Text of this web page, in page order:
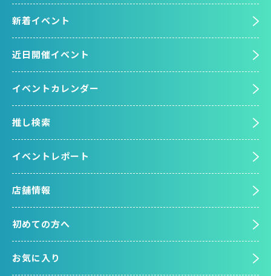
新着イベント
近日開催イベント
イベントカレンダー
推し検索
イベントレポート
店舗情報
初めての方へ
お気に入り